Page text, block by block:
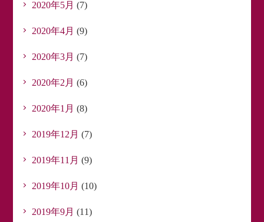
2020年5月 (7)
2020年4月 (9)
2020年3月 (7)
2020年2月 (6)
2020年1月 (8)
2019年12月 (7)
2019年11月 (9)
2019年10月 (10)
2019年9月 (11)